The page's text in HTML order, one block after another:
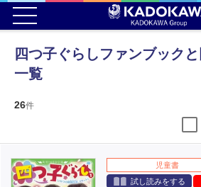
四つ子ぐらしファンブック
一覧
26件
児童書
試し読みをする